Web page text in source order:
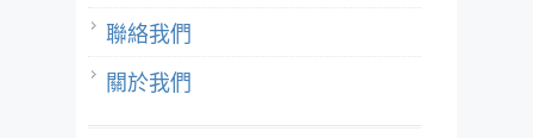
聯絡我們
關於我們